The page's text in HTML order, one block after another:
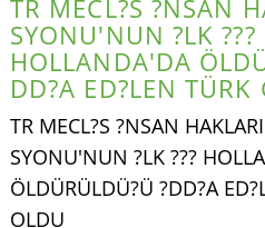
TR MECL?S ?NSAN
SYONU'NUN ?LK ???
HOLLANDA'DA
DD?A ED?LEN TÜRK
TR MECL?S ?NSAN
SYONU'NUN ?LK ???
ÖLDÜRÜLDÜ?Ü ?DD?A
OLDU